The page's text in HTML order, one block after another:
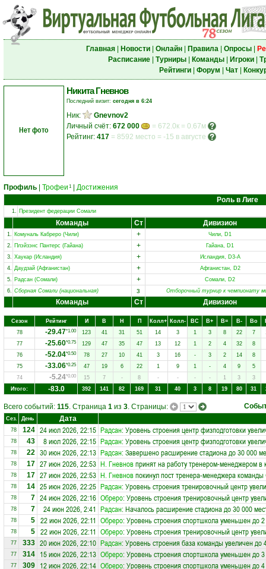
Главная| Новости| Онлайн| Правила| Опросы|
Расписание| Турниры| Команды| Игроки|
Рейтинги| Форум Чат|
Нет фото
Никита Гневнов
Последний визит: сегодня в 6:24
Ник:
Gnevnov2
Личный счёт: 672 000
= 672.0к = 0.67м
Рейтинг: 417 = 8592 место = -15 в августе
Профиль Трофеи 1
Достижения
Роль в Лиге
1. Президент федерации Сомали
Команды Ст Дивизион
1. Комуналь Кабреро (Чили) +
Чили, D1
2. Плэйзэнс Пантерс (Гайана) +
Гайана, D1
3. Хаукар (Исландия) +
Исландия, D3-A
4. Даудзай (Афганистан) +
Афганистан, D2
5. Радсан (Сомали) +
Сомали, D2
6. Сборная Сомали (национальная) з Отборочный турнир к чемпионату
Команды Ст Дивизион
Сезон Рейтинг И В Н П Колл+ Колл- ВC В+ В= В- Вo
78
-29.47*1.00 123 41 31 51 14 3 1 3 8 22 7
77
-25.60*0.75 129 47 35 47 13 12 1 2 4 32
8
76
-52.04*0.50 78 27 10 41 3 16 - 3 2 14
8
75
-33.06*0.25 47 19 6 22 1 9 1 - 4 9
5
74
-5.24*0.00 15 7 - 8 - - - - 1 3
3
Итого:
-83.0 392 141 82 169 31 40 3 8 19 80 31
Всего событий: 115. Страница 1 из 3. Страницы:
Сез. День Дата
78 124 24 июл 2026, 22:15 Радсан: Уровень строения центр физподготовки
78 43 8 июл 2026, 22:15 Радсан: Уровень строения центр физподготовки
78 22 30 июн 2026, 22:13 Радсан: Завершено расширение стадиона до 30 000
78 17 27 июн 2026, 22:53 Н. Гневновпринят на работу тренером-менеджером в
78 17 27 июн 2026, 22:53 Н. Гневновпокинул пост тренера-менеджера команды
78 14 25 июн 2026, 22:25 Радсан: Уровень строения тренировочный центр
78 7 24 июн 2026, 22:16 Обреро: Уровень строения тренировочный центр
78 7 24 июн 2026, 2:41 Радсан: Началось расширение стадиона до 30 000
78 5 22 июн 2026, 22:11 Обреро: Уровень строения спортшкола уменьшен до
78 5 22 июн 2026, 22:11 Обреро: Уровень строения тренировочный центр
77 333 20 июн 2026, 22:10 Радсан: Уровень строения база команды увеличен до
77 314 15 июн 2026, 22:13 Обреро: Уровень строения спортшкола уменьшен до
77 309 12 июн 2026, 22:14 Обреро: Уровень строения спортшкола уменьшен до